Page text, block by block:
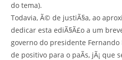
do tema).
Todavia, Ã© de justiÃ§a, ao
dedicar esta ediÃ§Ã£o a um
governo do presidente
de positivo para o paÃ­s, jÃ¡ que